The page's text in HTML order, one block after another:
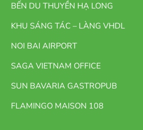
BẾN DU THUYỀN HẠ LONG
KHU SÁNG TÁC – LÀNG VHDL
NOI BAI AIRPORT
SAGA VIETNAM OFFICE
SUN BAVARIA GASTROPUB
FLAMINGO MAISON 108